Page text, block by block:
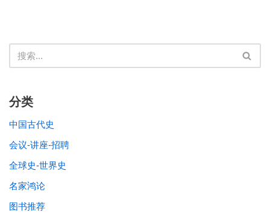
分类
中国古代史
会议-讲座-招聘
全球史-世界史
名家鸿论
图书推荐